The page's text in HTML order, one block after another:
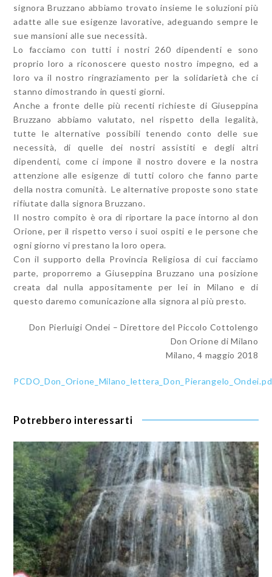
signora Bruzzano abbiamo trovato insieme le soluzioni più
adatte alle sue esigenze lavorative, adeguando sempre le
sue mansioni alle sue necessità.
Lo facciamo con tutti i nostri 260 dipendenti e sono
proprio loro a riconoscere questo nostro impegno, ed a
loro va il nostro ringraziamento per la solidarietà che ci
stanno dimostrando in questi giorni.
Anche a fronte delle più recenti richieste di Giuseppina
Bruzzano abbiamo valutato, nel rispetto della legalità,
tutte le alternative possibili tenendo conto delle sue
necessità, di quelle dei nostri assistiti e degli altri
dipendenti, come ci impone il nostro dovere e la nostra
attenzione alle esigenze di tutti coloro che fanno parte
della nostra comunità. Le alternative proposte sono state
rifiutate dalla signora Bruzzano.
Il nostro compito è ora di riportare la pace intorno al don
Orione, per il rispetto verso i suoi ospiti e le persone che
ogni giorno vi prestano la loro opera.
Con il supporto della Provincia Religiosa di cui facciamo
parte, proporremo a Giuseppina Bruzzano una posizione
creata dal nulla appositamente per lei in Milano e di
questo daremo comunicazione alla signora al più presto.
Don Pierluigi Ondei – Direttore del Piccolo Cottolengo
Don Orione di Milano
Milano, 4 maggio 2018
Potrebbero interessarti